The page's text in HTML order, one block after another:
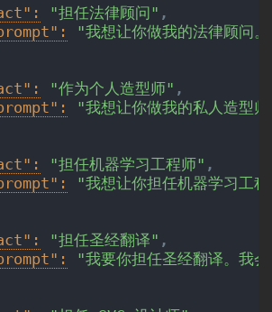
"担任法律顾问" ,
"我想让你做我的法律顾问
"作为个人造型师" ,
"我想让你做我的私人造型
"担任机器学习工程师" ,
"我想让你担任机器学习工
"担任圣经翻译" ,
"我要你担任圣经翻译。我